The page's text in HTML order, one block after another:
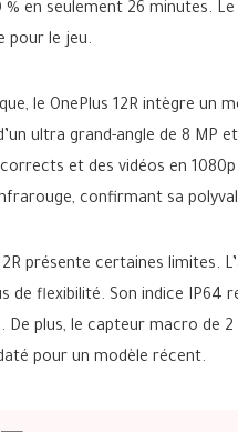
% en seulement 26 minutes.
pour le jeu.
le OnePlus 12R intègre
ultra grand-angle de 8 MP
et des vidéos en
confirmant sa
présente certaines limites.
de flexibilité. Son indice
De plus, le capteur macro de
pour un modèle récent.